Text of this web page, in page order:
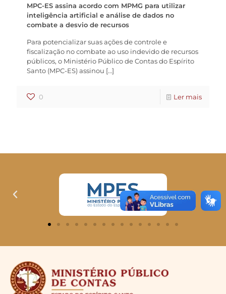
MPC-ES assina acordo com MPMG para utilizar
inteligência artificial e análise de dados no
combate a desvio de recursos
Para potencializar suas ações de controle e
fiscalização no combate ao uso indevido de recursos
públicos, o Ministério Público de Contas do Espírito
Santo (MPC-ES) assinou […]
0 Ler mais